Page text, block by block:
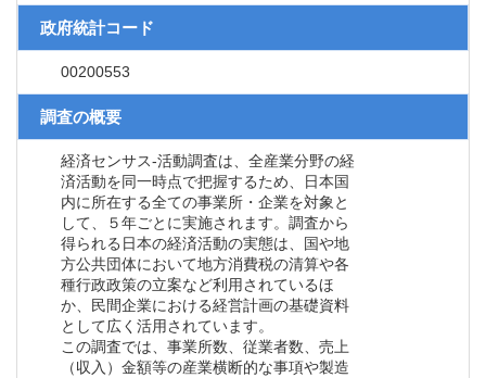
政府統計コード
00200553
調査の概要
経済センサス‐活動調査は、全産業分野の経
済活動を同一時点で把握するため、日本国
内に所在する全ての事業所・企業を対象と
して、５年ごとに実施されます。調査から
得られる日本の経済活動の実態は、国や地
方公共団体において地方消費税の清算や各
種行政政策の立案など利用されているほ
か、民間企業における経営計画の基礎資料
として広く活用されています。
この調査では、事業所数、従業者数、売上
（収入）金額等の産業横断的な事項や製造